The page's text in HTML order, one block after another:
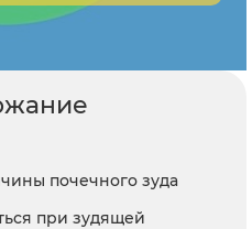
почечного зуда
при зудящей